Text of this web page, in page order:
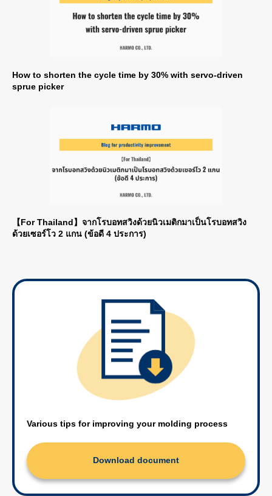
How to shorten the cycle time by 30% with servo-driven
sprue picker
【For Thailand】จากโรบอทสวิงด้วยนิวเมติกมาเป็นโรบอทสวิง
ด้วยเซอร์โว 2 แกน (ข้อดี 4 ประการ)
Various tips for improving your molding process
Download document